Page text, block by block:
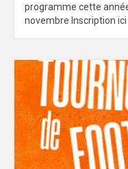
programme cette
novembre Inscription ici